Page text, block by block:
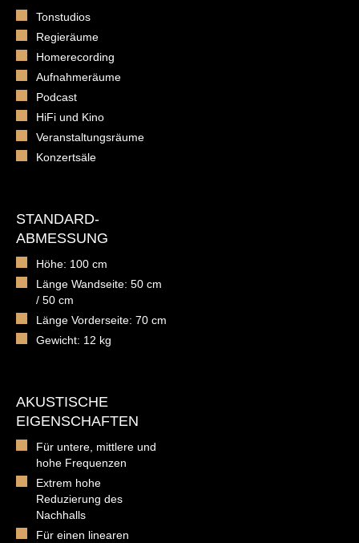
Tonstudios
Regieräume
Homerecording
Aufnahmeräume
Podcast
HiFi und Kino
Veranstaltungsräume
Konzertsäle
STANDARD-
ABMESSUNG
Höhe: 100 cm
Länge Wandseite: 50 cm
/ 50 cm
Länge Vorderseite: 70 cm
Gewicht: 12 kg
AKUSTISCHE
EIGENSCHAFTEN
Für untere, mittlere und
hohe Frequenzen
Extrem hohe
Reduzierung des
Nachhalls
Für einen linearen